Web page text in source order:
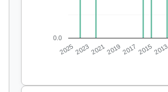
20252023202120192017 20152013
0.0